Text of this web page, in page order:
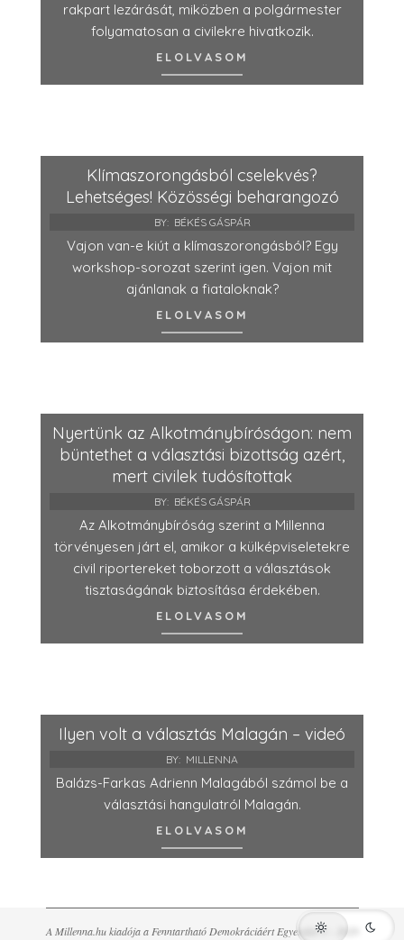
rakpart lezárását, miközben a polgármester
folyamatosan a civilekre hivatkozik.
ELOLVASOM
Klímaszorongásból cselekvés?
Lehetséges! Közösségi beharangozó
BY: BÉKÉS GÁSPÁR
Vajon van-e kiút a klímaszorongásból? Egy
workshop-sorozat szerint igen. Vajon mit
ajánlanak a fiataloknak?
ELOLVASOM
Nyertünk az Alkotmánybíróságon: nem
büntethet a választási bizottság azért,
mert civilek tudósítottak
BY: BÉKÉS GÁSPÁR
Az Alkotmánybíróság szerint a Millenna
törvényesen járt el, amikor a külképviseletekre
civil riportereket toborzott a választások
tisztaságának biztosítása érdekében.
ELOLVASOM
Ilyen volt a választás Malagán – videó
BY: MILLENNA
Balázs-Farkas Adrienn Malagából számol be a
választási hangulatról Malagán.
ELOLVASOM
A Millenna.hu kiadója a Fenntartható Demokráciáért Egyesület © - 2026